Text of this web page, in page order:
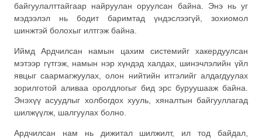
байгуулалттайгаар найруулан оруулсан байна. Энэ нь уг
мэдээлэл нь бодит баримтад үндэслээгүй, зохиомол
шинжтэй болохыг илтгэж байна.
Иймд Ардчилсан намын цахим системийг хакердуулсан
мэтээр гүтгэж, намын нэр хүндэд халдах, шинэчлэлийн үйл
явцыг саармагжуулах, олон нийтийн итгэлийг алдагдуулах
зорилготой аливаа оролдлогыг бид эрс буруушааж байна.
Энэхүү асуудлыг холбогдох хууль, хяналтын байгууллагад
шилжүүлж, шалгуулах болно.
Ардчилсан нам нь дижитал шилжилт, ил тод байдал,